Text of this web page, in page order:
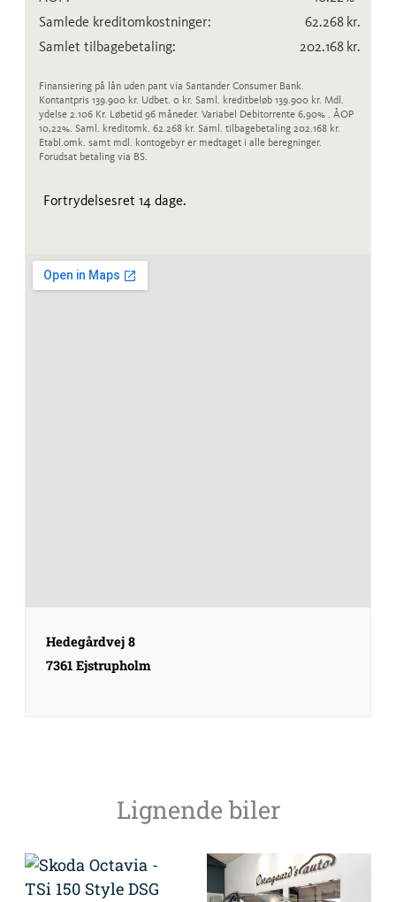
Samlede kreditomkostninger:
62.268 kr.
Samlet tilbagebetaling:
202.168 kr.
Finansiering på lån uden pant via Santander Consumer Bank.
Kontantpris 139.900 kr. Udbet. 0 kr. Saml. kreditbeløb 139.900 kr. Mdl.
ydelse 2.106 Kr. Løbetid 96 måneder. Variabel Debitorrente 6,90% . ÅOP
10,22%. Saml. kreditomk. 62.268 kr. Saml. tilbagebetaling 202.168 kr.
Etabl.omk. samt mdl. kontogebyr er medtaget i alle beregninger.
Forudsat betaling via BS.
Fortrydelsesret 14 dage.
Hedegårdvej 8
7361 Ejstrupholm
Lignende biler